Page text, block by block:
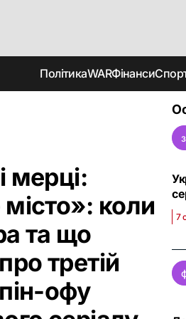
ПолітикаWARФінанси
мерці:
коли
та що
третій
офу
7